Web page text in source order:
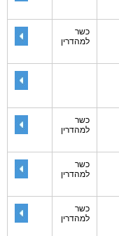
כשר
למהדרין
כשר
למהדרין
כשר
למהדרין
כשר
למהדרין